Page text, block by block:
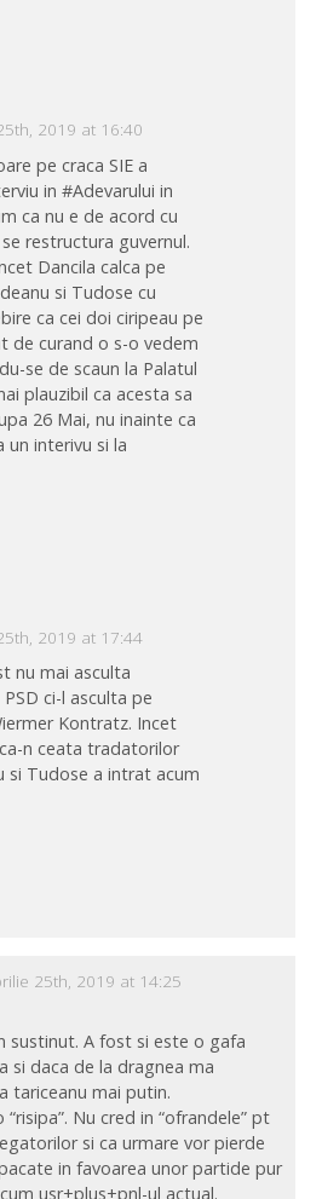
2019 at 16:40
pe craca SIE a
in #Adevarului in
ca nu e de acord cu
restructura guvernul.
Dancila calca pe
si Tudose cu
ca cei doi ciripeau pe
de curand o s-o vedem
se de scaun la Palatul
plauzibil ca acesta sa
26 Mai, nu inainte ca
un interivu si la
2019 at 17:44
nu mai asculta
ci-l asculta pe
Kontratz. Incet
n ceata tradatorilor
si Tudose a intrat acum
25th, 2019 at 14:25
sustinut. A fost si este o gafa
si daca de la dragnea ma
tariceanu mai putin.
Nu cred in “ofrandele” pt
si ca urmare vor pierde
in favoarea unor partide pur
usr+plus+pnl-ul actual.